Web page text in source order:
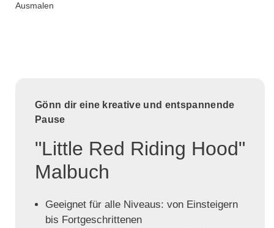
Ausmalen
Gönn dir eine kreative und entspannende
Pause
"Little Red Riding Hood"
Malbuch
Geeignet für alle Niveaus: von Einsteigern
bis Fortgeschrittenen